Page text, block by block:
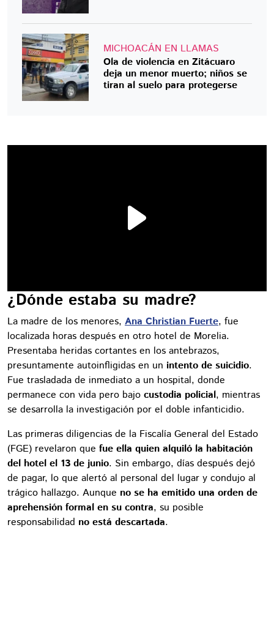
MICHOACÁN EN LLAMAS
Ola de violencia en Zitácuaro
deja un menor muerto; niños se
tiran al suelo para protegerse
¿Dónde estaba su madre?
La madre de los menores, Ana Christian Fuerte, fue
localizada horas después en otro hotel de Morelia.
Presentaba heridas cortantes en los antebrazos,
presuntamente autoinfligidas en un intento de suicidio.
Fue trasladada de inmediato a un hospital, donde
permanece con vida pero bajo custodia policial, mientras
se desarrolla la investigación por el doble infanticidio.
Las primeras diligencias de la Fiscalía General del Estado
(FGE) revelaron que fue ella quien alquiló la habitación
del hotel el 13 de junio. Sin embargo, días después dejó
de pagar, lo que alertó al personal del lugar y condujo al
trágico hallazgo. Aunque no se ha emitido una orden de
aprehensión formal en su contra, su posible
responsabilidad no está descartada.